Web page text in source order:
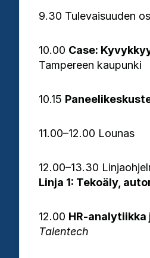
9.30 Tulevaisuuden
10.00 Case:
Tampereen kaupunki
10.15
11.00–12.00 Lounas
12.00–13.30
Linja 1: Tekoäly,
12.00 HR-
Talentech